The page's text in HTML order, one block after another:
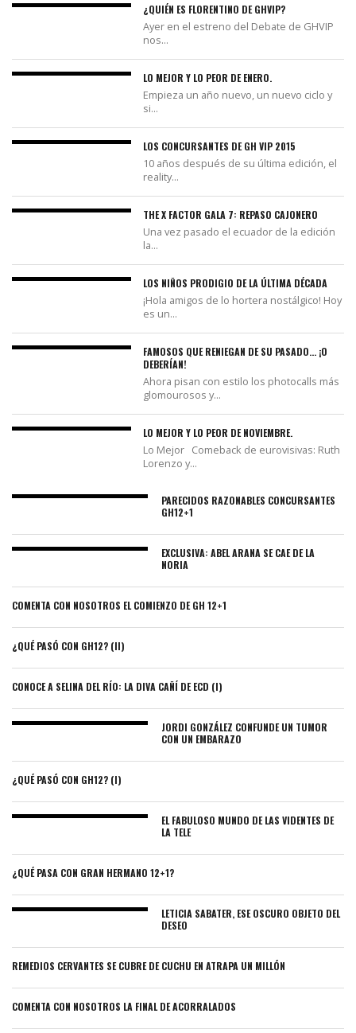
¿QUIÉN ES FLORENTINO DE GHVIP?
Ayer en el estreno del Debate de GHVIP
nos...
LO MEJOR Y LO PEOR DE ENERO.
Empieza un año nuevo, un nuevo ciclo y
si...
LOS CONCURSANTES DE GH VIP 2015
10 años después de su última edición, el
reality...
THE X FACTOR GALA 7: REPASO CAJONERO
Una vez pasado el ecuador de la edición
la...
LOS NIÑOS PRODIGIO DE LA ÚLTIMA DÉCADA
¡Hola amigos de lo hortera nostálgico! Hoy
es un...
FAMOSOS QUE RENIEGAN DE SU PASADO… ¡O
DEBERÍAN!
Ahora pisan con estilo los photocalls más
glomourosos y...
LO MEJOR Y LO PEOR DE NOVIEMBRE.
Lo Mejor Comeback de eurovisivas: Ruth
Lorenzo y...
PARECIDOS RAZONABLES CONCURSANTES
GH12+1
EXCLUSIVA: ABEL ARANA SE CAE DE LA
NORIA
COMENTA CON NOSOTROS EL COMIENZO DE GH 12+1
¿QUÉ PASÓ CON GH12? (II)
CONOCE A SELINA DEL RÍO: LA DIVA CAÑÍ DE ECD (I)
JORDI GONZÁLEZ CONFUNDE UN TUMOR
CON UN EMBARAZO
¿QUÉ PASÓ CON GH12? (I)
EL FABULOSO MUNDO DE LAS VIDENTES DE
LA TELE
¿QUÉ PASA CON GRAN HERMANO 12+1?
LETICIA SABATER, ESE OSCURO OBJETO DEL
DESEO
REMEDIOS CERVANTES SE CUBRE DE CUCHU EN ATRAPA UN MILLÓN
COMENTA CON NOSOTROS LA FINAL DE ACORRALADOS